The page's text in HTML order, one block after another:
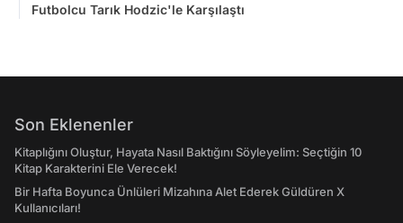
Futbolcu Tarık Hodzic'le Karşılaştı
Son Eklenenler
Kitaplığını Oluştur, Hayata Nasıl Baktığını Söyleyelim: Seçtiğin 10
Kitap Karakterini Ele Verecek!
Bir Hafta Boyunca Ünlüleri Mizahına Alet Ederek Güldüren X
Kullanıcıları!